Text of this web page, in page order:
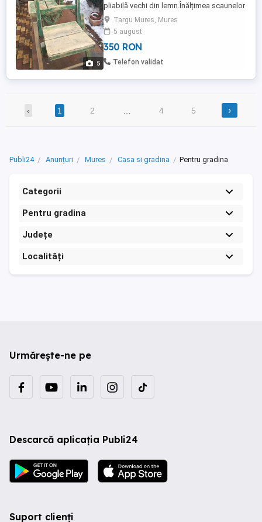
5
pliabilă vechi din lemn.Înălțimea scaunelor
e de 35 cm la șezut.
Targu Mures, Mures
5 august
350 RON
Telefon validat
‹ 1 2 4 5 ›
Publi24 Anunțuri Mures Casa si gradina Pentru gradina
Categorii
Pentru gradina
Județe
Localități
Urmărește-ne pe
Descarcă aplicația Publi24
Suport clienți